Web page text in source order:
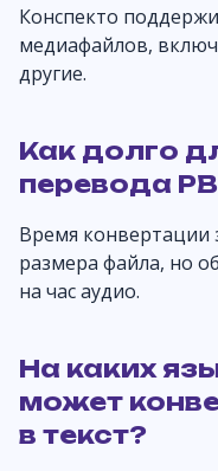
Конспекто
медиафайлов,
другие.
Как долго
перевода
Время конвертации
размера файла, но
на час аудио.
На каких
может
в текст?